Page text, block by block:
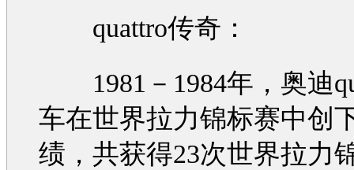
quattro传奇：
1981－1984年， 奥迪
车在世界拉力锦标赛中创
绩，共获得23次世界拉力